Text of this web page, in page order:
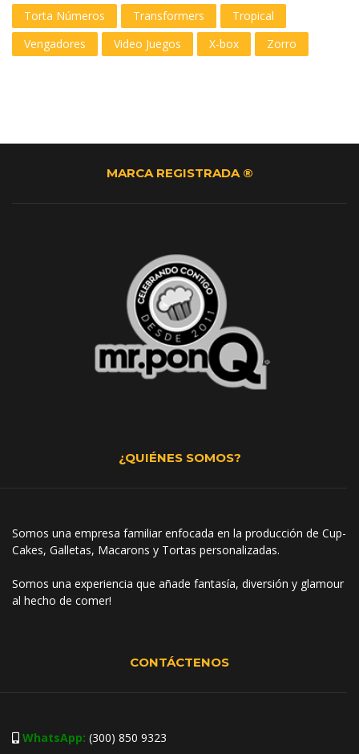
Torta Números
Transformers
Tropical
Vengadores
Video Juegos X-box Zorro
MARCA REGISTRADA ®
¿QUIÉNES SOMOS?
Somos una empresa familiar enfocada en la producción de Cup-
Cakes, Galletas, Macarons y Tortas personalizadas.
Somos una experiencia que añade fantasía, diversión y glamour
al hecho de comer!
CONTÁCTENOS
WhatsApp: (300) 850 9323